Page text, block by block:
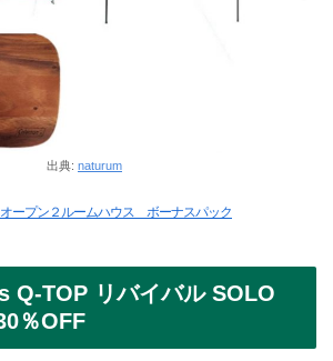
出典: naturum
ープン２ルームハウス ボーナスパック
Q-TOP リバイバル SOLO
％OFF